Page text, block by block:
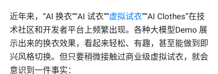
近年来，“AI 换衣”“AI 试衣”“虚拟试衣”“AI Clothes”在技
术社区和开发者平台上频繁出现。各种大模型Demo 展
示出来的换衣效果，看起来轻松、有趣，甚至能做到即
兴风格切换。但只要稍微接触过商业级虚拟试衣，就会
意识到一件事实：